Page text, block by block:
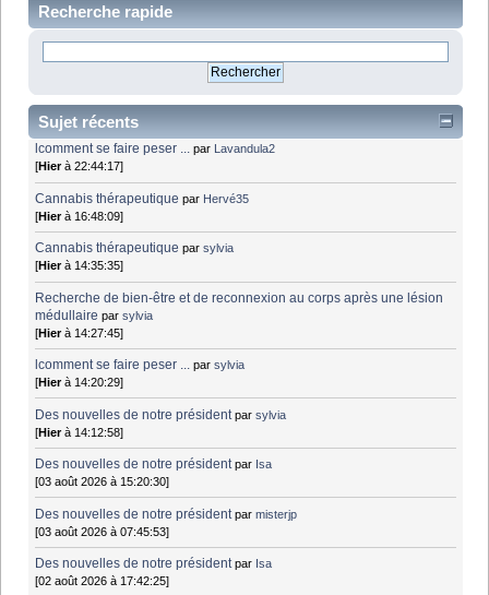
Recherche rapide
Sujet récents
lcomment se faire peser ... par
Lavandula2
[Hierà 22:44:17]
Cannabis thérapeutique par Hervé35
[Hierà 16:48:09]
Cannabis thérapeutique parsylvia
[Hierà 14:35:35]
Recherche de bien-être et de reconnexion au corps après une lésion
médullaire parsylvia
[Hierà 14:27:45]
lcomment se faire peser ... parsylvia
[Hierà 14:20:29]
Des nouvelles de notre président parsylvia
[Hierà 14:12:58]
Des nouvelles de notre président par Isa
[03 août 2026 à 15:20:30]
Des nouvelles de notre président parmisterjp
[03 août 2026 à 07:45:53]
Des nouvelles de notre président par Isa
[02 août 2026 à 17:42:25]